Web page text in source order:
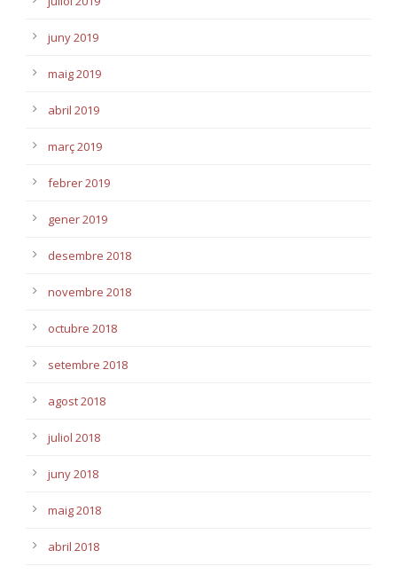
juny 2019
maig 2019
abril 2019
març 2019
febrer 2019
gener 2019
desembre 2018
novembre 2018
octubre 2018
setembre 2018
agost 2018
juliol 2018
juny 2018
maig 2018
abril 2018